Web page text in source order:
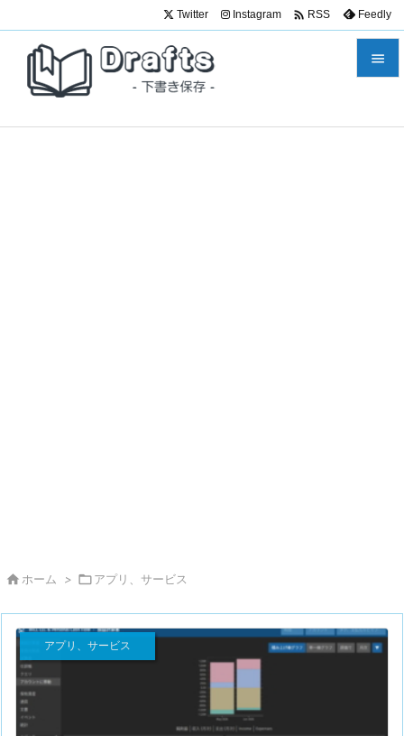

Twitter Instagram  RSS Feedly
 ホーム > アプリ、サービス
アプリ、サービス